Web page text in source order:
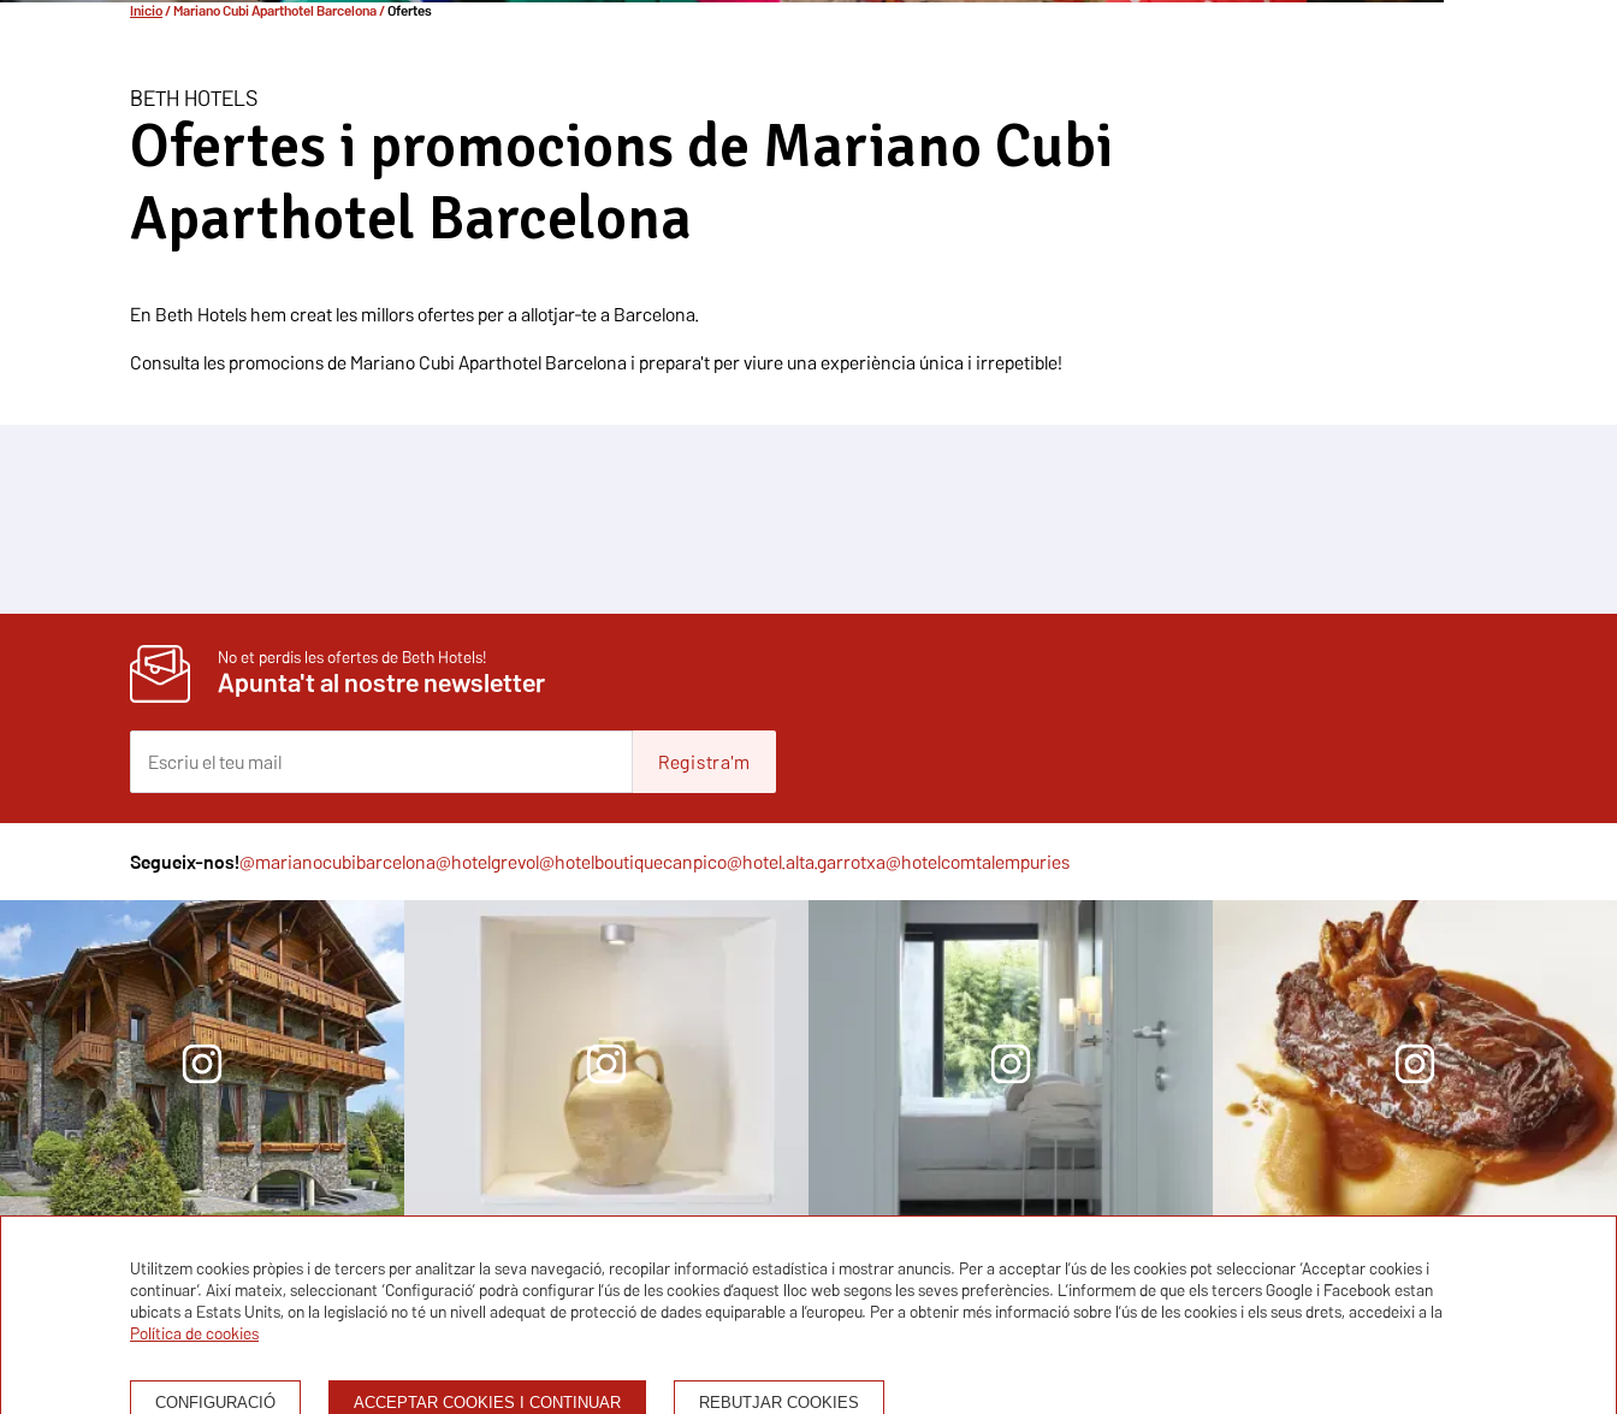
Inicio/Mariano Cubi Aparthotel Barcelona/Ofertes
BETH HOTELS
Ofertes i promocions de Mariano Cubi
Aparthotel Barcelona
En Beth Hotels hem creat les millors ofertes per a allotjar-te a Barcelona.
Consulta les promocions de Mariano Cubi Aparthotel Barcelona i prepara't per viure una experiència única i irrepetible!
No et perdis les ofertes de Beth Hotels!
Apunta't al nostre newsletter
Registra'm
Segueix-nos!@marianocubibarcelona@hotelgrevol@hotelboutiquecanpico@hotel.alta.garrotxa@hotelcomtalempuries
GRUP BETH HOTELS
+ 34 678 455 683
Utilitzem cookies pròpies i de tercers per analitzar la seva navegació, recopilar informació estadística i mostrar anuncis. Per a acceptar l’ús de les cookies pot seleccionar ‘Acceptar cookies i
continuar’. Així mateix, seleccionant ‘Configuració’ podrà configurar l’ús de les cookies d’aquest lloc web segons les seves preferències. L’informem de que els tercers Google i Facebook estan
ubicats a Estats Units, on la legislació no té un nivell adequat de protecció de dades equiparable a l’europeu. Per a obtenir més informació sobre l’ús de les cookies i els seus drets, accedeixi a la
Política de cookies
CONFIGURACIÓ ACCEPTAR COOKIES I CONTINUAR REBUTJAR COOKIES